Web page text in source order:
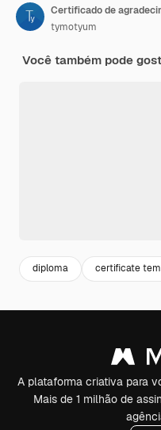
tymotyum
Você também pode
diploma certificate
A plataforma criativa para
Mais de 1 milhão de